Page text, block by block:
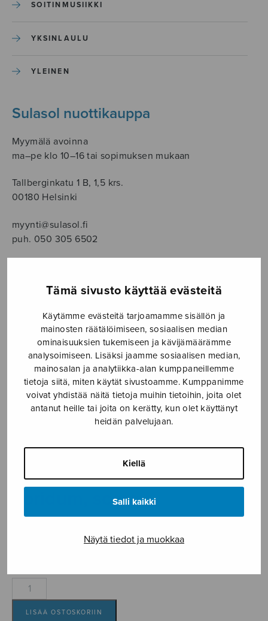
Tämä sivusto käyttää evästeitä
Käytämme evästeitä tarjoamamme sisällön ja
mainosten räätälöimiseen, sosiaalisen median
ominaisuuksien tukemiseen ja kävijämäärämme
analysoimiseen. Lisäksi jaamme sosiaalisen median,
mainosalan ja analytiikka-alan kumppaneillemme
tietoja siitä, miten käytät sivustoamme. Kumppanimme
voivat yhdistää näitä tietoja muihin tietoihin, joita olet
antanut heille tai joita on kerätty, kun olet käyttänyt
heidän palvelujaan.
Kiellä
Salli kaikki
Näytä tiedot ja muokkaa
SOITINMUSIIKKI
YKSINLAULU
YLEINEN
Sulasol nuottikauppa
Myymälä avoinna
ma–pe klo 10–16 tai sopimuksen mukaan
Tallberginkatu 1 B, 1,5 krs.
00180 Helsinki
myynti@sulasol.fi
puh. 050 305 6502
NÄYTÄ KARTALLA
Etusivu › Nuottikauppa › Sekakuoro ›
Tempus
adest floridum, score
Tempus adest
floridum, score
Sonninen Ahti
Tempus
adest
floridum,
LISÄÄ OSTOSKORIIN